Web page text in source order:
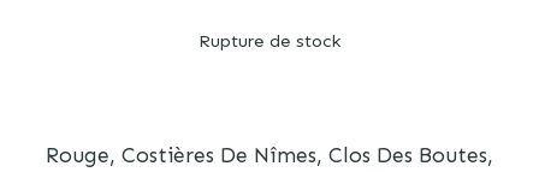
Rupture de stock
Rouge, Costières De Nîmes, Clos Des Boutes,